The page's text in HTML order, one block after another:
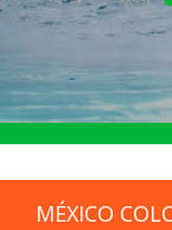
MÉXICO